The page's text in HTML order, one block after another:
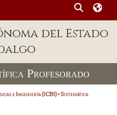
del Estado
Profesorado
e Ingeniería (ICBI)>Sistemática